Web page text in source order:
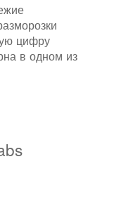
цифру
в одном из